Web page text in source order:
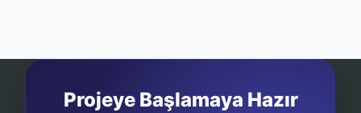
Projeye Başlamaya Hazır